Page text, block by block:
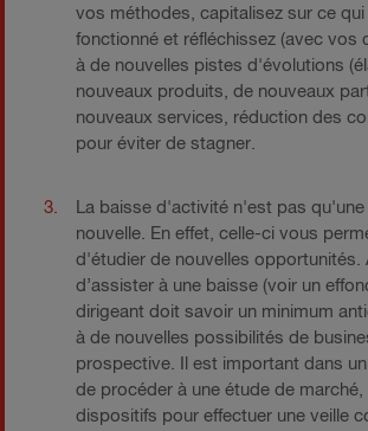
vos méthodes, capitalisez sur ce qui
fonctionné et réfléchissez (avec vos
à de nouvelles pistes d'évolutions
nouveaux produits, de nouveaux
nouveaux services, réduction des
pour éviter de stagner.
La baisse d'activité n'est pas
nouvelle. En effet, celle-ci vous
d'étudier de nouvelles opportunités.
d’assister à une baisse (voir un
dirigeant doit savoir un minimum
à de nouvelles possibilités de
prospective. Il est important dans
de procéder à une étude de marché,
dispositifs pour effectuer une veille